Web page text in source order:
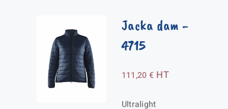
Jacka dam -
4715
111,20 € HT
Ultralight